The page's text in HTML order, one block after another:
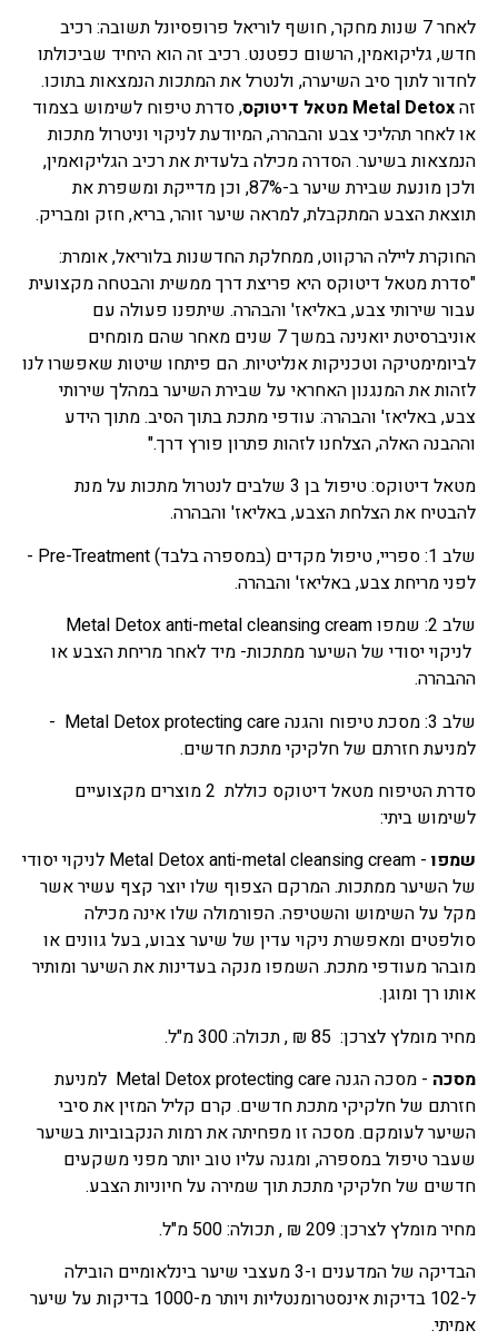
לאחר 7 שנות מחקר, חושף לוריאל פרופסיונל תשובה: רכיב
חדש, גליקואמין, הרשום כפטנט. רכיב זה הוא היחיד שביכולתו
לחדור לתוך סיב השיערה, ולנטרל את המתכות הנמצאות בתוכו.
זהMetal Detox מטאל דיטוקס, סדרת טיפוח לשימוש בצמוד
או לאחר תהליכי צבע והבהרה, המיודעת לניקוי וניטרול מתכות
הנמצאות בשיער. הסדרה מכילה בלעדית את רכיב הגליקואמין,
ולכן מונעת שבירת שיער ב-87%, וכן מדייקת ומשפרת את
תוצאת הצבע המתקבלת, למראה שיער זוהר, בריא, חזק ומבריק.
החוקרת ליילה הרקווט, ממחלקת החדשנות בלוריאל, אומרת:
"סדרת מטאל דיטוקס היא פריצת דרך ממשית והבטחה מקצועית
עבור שירותי צבע, באליאז' והבהרה. שיתפנו פעולה עם
אוניברסיטת יואנינה במשך 7 שנים מאחר שהם מומחים
לביומימטיקה וטכניקות אנליטיות. הם פיתחו שיטות שאפשרו לנו
לזהות את המנגנון האחראי על שבירת השיער במהלך שירותי
צבע, באליאז' והבהרה: עודפי מתכת בתוך הסיב. מתוך הידע
וההבנה האלה, הצלחנו לזהות פתרון פורץ דרך."
מטאל דיטוקס: טיפול בן 3 שלבים לנטרול מתכות על מנת
להבטיח את הצלחת הצבע, באליאז' והבהרה.
שלב 1: ספריי, טיפול מקדים (במספרה בלבד) Pre-Treatment -
לפני מריחת צבע, באליאז' והבהרה.
שלב 2: שמפו Metal Detox anti-metal cleansing cream
לניקוי יסודי של השיער ממתכות- מיד לאחר מריחת הצבע או
ההבהרה.
שלב 3: מסכת טיפוח והגנה Metal Detox protecting care -
למניעת חזרתם של חלקיקי מתכת חדשים.
סדרת הטיפוח מטאל דיטוקס כוללת 2 מוצרים מקצועיים
לשימוש ביתי:
שמפו
- Metal Detox anti-metal cleansing cream לניקוי יסודי
של השיער ממתכות. המרקם הצפוף שלו יוצר קצף עשיר אשר
מקל על השימוש והשטיפה. הפורמולה שלו אינה מכילה
סולפטים ומאפשרת ניקוי עדין של שיער צבוע, בעל גוונים או
מובהר מעודפי מתכת. השמפו מנקה בעדינות את השיער ומותיר
אותו רך ומוגן.
מחיר מומלץ לצרכן: 85 ₪ , תכולה: 300 מ"ל.
מסכה
- מסכה הגנה Metal Detox protecting care למניעת
חזרתם של חלקיקי מתכת חדשים. קרם קליל המזין את סיבי
השיער לעומקם. מסכה זו מפחיתה את רמות הנקבוביות בשיער
שעבר טיפול במספרה, ומגנה עליו טוב יותר מפני משקעים
חדשים של חלקיקי מתכת תוך שמירה על חיוניות הצבע.
מחיר מומלץ לצרכן: 209 ₪ , תכולה: 500 מ"ל.
הבדיקה של המדענים ו-3 מעצבי שיער בינלאומיים הובילה
ל-102 בדיקות אינסטרומנטליות ויותר מ-1000 בדיקות על שיער
אמיתי.